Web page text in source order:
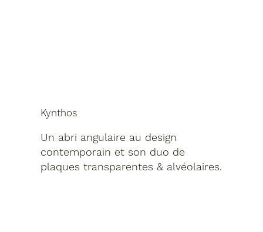
Kynthos
Un abri angulaire au design
contemporain et son duo de
plaques transparentes & alvéolaires.